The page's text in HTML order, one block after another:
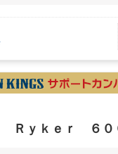
Ｒｙｋｅｒ ６０